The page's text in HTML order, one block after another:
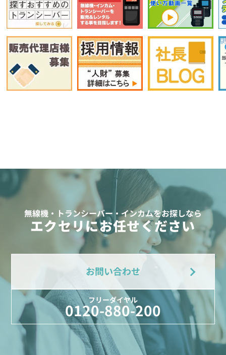
無線機・トランシーバー・インカムをお探しなら
エクセリにお任せください
お問い合わせ
フリーダイヤル
0120-880-200